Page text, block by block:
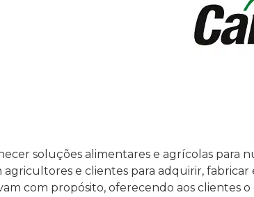
soluções alimentares e agrícolas
e clientes para adquirir,
com propósito, oferecendo aos clientes